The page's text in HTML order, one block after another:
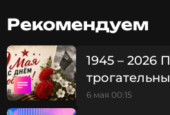
Рекомендуем
1945 – 2026
Днем Победы
6 мая 00:15